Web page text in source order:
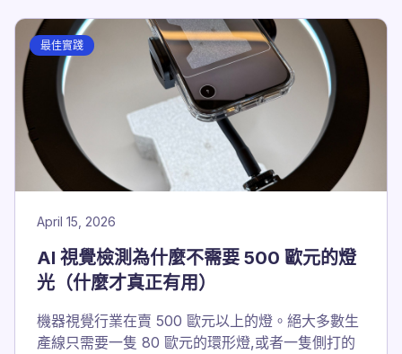
最佳實踐
April 15, 2026
AI 視覺檢測為什麼不需要 500 歐元的燈
光（什麼才真正有用）
機器視覺行業在賣 500 歐元以上的燈。絕大多數生
產線只需要一隻 80 歐元的環形燈,或者一隻側打的